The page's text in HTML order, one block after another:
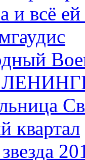
и всё
квартал